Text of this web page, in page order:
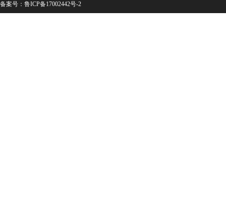
备案号： 鲁ICP备17002442号-2